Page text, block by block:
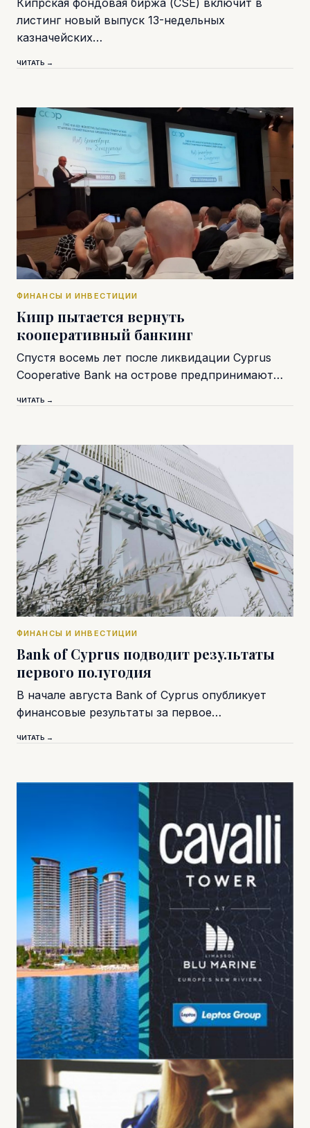
Кипрская фондовая биржа (CSE) включит в
листинг новый выпуск 13-недельных
казначейских…
ЧИТАТЬ →
ФИНАНСЫ И ИНВЕСТИЦИИ
Кипр пытается вернуть
кооперативный банкинг
Спустя восемь лет после ликвидации Cyprus
Cooperative Bank на острове предпринимают…
ЧИТАТЬ →
ФИНАНСЫ И ИНВЕСТИЦИИ
Bank of Cyprus подводит результаты
первого полугодия
В начале августа Bank of Cyprus опубликует
финансовые результаты за первое…
ЧИТАТЬ →